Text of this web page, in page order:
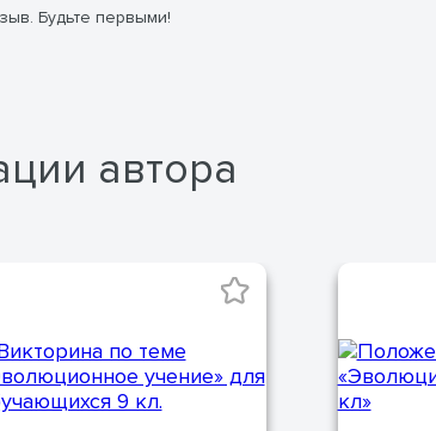
Будьте первыми!
автора